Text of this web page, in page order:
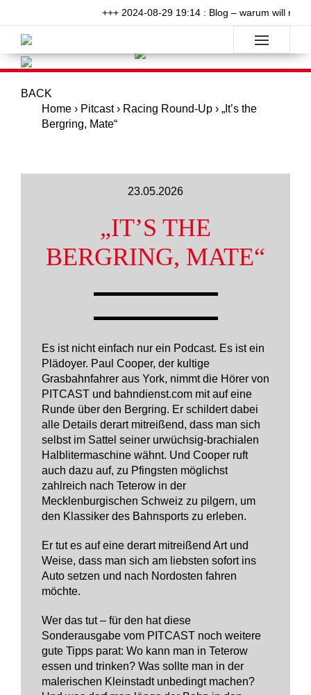
+++ 2024-08-29 19:14 : Blog – warum will
BACK
Home › Pitcast› Racing Round-Up › „It’s the
Bergring, Mate“
23.05.2026
„IT’S THE
BERGRING, MATE“
Es ist nicht einfach nur ein Podcast. Es ist ein
Plädoyer. Paul Cooper, der kultige
Grasbahnfahrer aus York, nimmt die Hörer von
PITCAST und bahndienst.com mit auf eine
Runde über den Bergring. Er schildert dabei
alle Details derart mitreißend, dass man sich
selbst im Sattel seiner urwüchsig-brachialen
Halblitermaschine wähnt. Und Cooper ruft
auch dazu auf, zu Pfingsten möglichst
zahlreich nach Teterow in der
Mecklenburgischen Schweiz zu pilgern, um
den Klassiker des Bahnsports zu erleben.
Er tut es auf eine derart mitreißend Art und
Weise, dass man sich am liebsten sofort ins
Auto setzen und nach Nordosten fahren
möchte.
Wer das tut – für den hat diese
Sonderausgabe vom PITCAST noch weitere
gute Tipps parat: Wo kann man in Teterow
essen und trinken? Was sollte man in der
malerischen Kleinstadt unbedingt machen?